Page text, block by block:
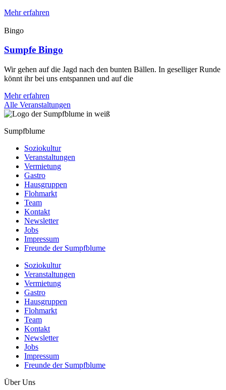
Mehr erfahren
Bingo
Sumpfe Bingo
Wir gehen auf die Jagd nach den bunten Bällen. In geselliger Runde
könnt ihr bei uns entspannen und auf die
Mehr erfahren
Alle Veranstaltungen
Sumpfblume
Soziokultur
Veranstaltungen
Vermietung
Gastro
Hausgruppen
Flohmarkt
Team
Kontakt
Newsletter
Jobs
Impressum
Freunde der Sumpfblume
Soziokultur
Veranstaltungen
Vermietung
Gastro
Hausgruppen
Flohmarkt
Team
Kontakt
Newsletter
Jobs
Impressum
Freunde der Sumpfblume
Über Uns